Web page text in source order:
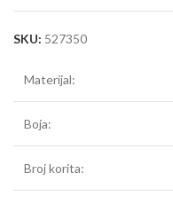
SKU: 527350
Materijal:
Boja:
Broj korita: